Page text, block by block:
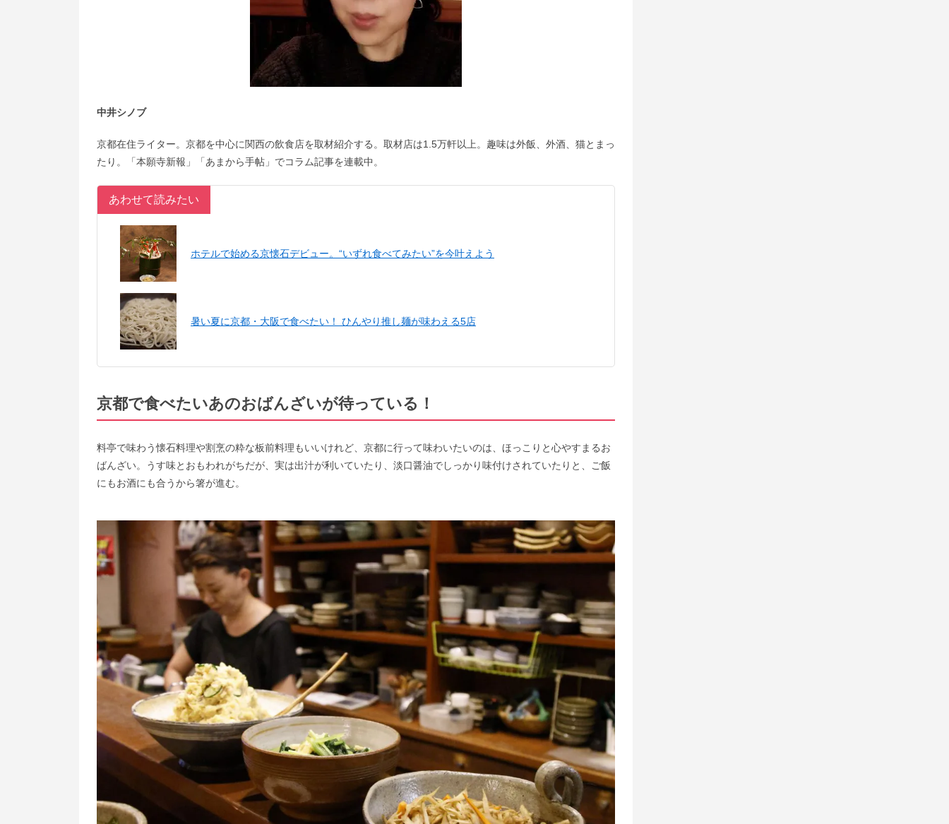
中井シノブ
京都在住ライター。京都を中心に関西の飲食店を取材紹介する。取材店は1.5万軒以上。趣味は外飯、外酒、猫とまっ
たり。「本願寺新報」「あまから手帖」でコラム記事を連載中。
あわせて読みたい
ホテルで始める京懐石デビュー。“いずれ食べてみたい”を今叶えよう
暑い夏に京都・大阪で食べたい！ ひんやり推し麺が味わえる5店
京都で食べたいあのおばんざいが待っている！
料亭で味わう懐石料理や割烹の粋な板前料理もいいけれど、京都に行って味わいたいのは、ほっこりと心やすまるお
ばんざい。うす味とおもわれがちだが、実は出汁が利いていたり、淡口醤油でしっかり味付けされていたりと、ご飯
にもお酒にも合うから箸が進む。